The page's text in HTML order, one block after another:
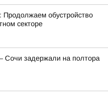
Продолжаем обустройство
секторе
Сочи задержали на полтора